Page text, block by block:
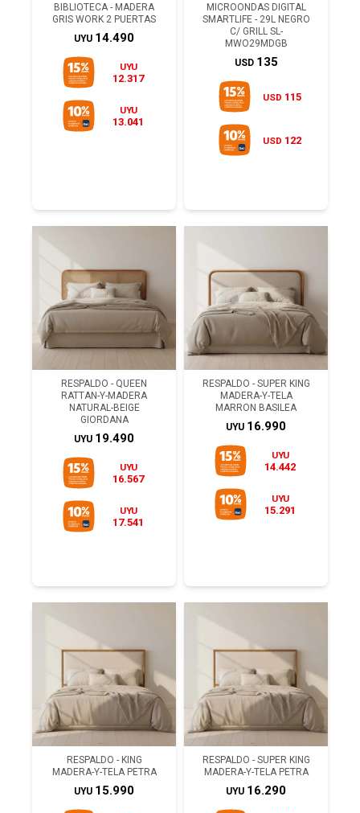
BIBLIOTECA - MADERA
GRIS WORK 2 PUERTAS
UYU 14.490
UYU
12.317
UYU
13.041
MICROONDAS DIGITAL
SMARTLIFE - 29L NEGRO
C/ GRILL SL-
MWO29MDGB
USD 135
USD 115
USD 122
RESPALDO - QUEEN
RATTAN-Y-MADERA
NATURAL-BEIGE
GIORDANA
UYU 19.490
UYU
16.567
UYU
17.541
RESPALDO - SUPER KING
MADERA-Y-TELA
MARRON BASILEA
UYU 16.990
UYU
14.442
UYU
15.291
RESPALDO - KING
MADERA-Y-TELA PETRA
UYU 15.990
RESPALDO - SUPER KING
MADERA-Y-TELA PETRA
UYU 16.290